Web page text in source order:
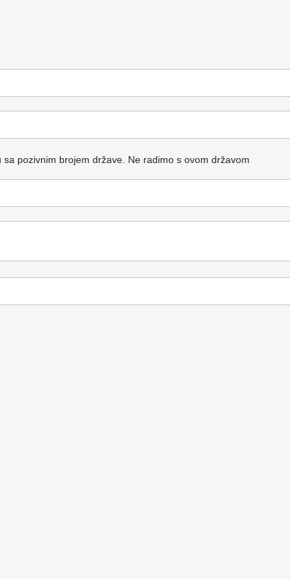
pozivnim brojem države. Ne radimo s ovom državom